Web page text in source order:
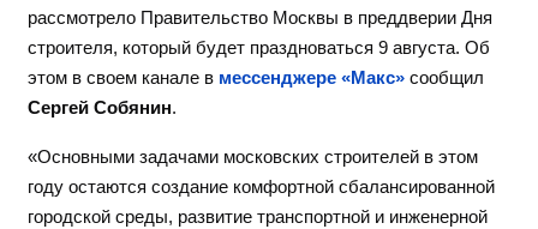
рассмотрело Правительство Москвы в преддверии Дня
строителя, который будет праздноваться 9 августа. Об
этом в своем канале в мессенджере «Макс» сообщил
Сергей Собянин.
«Основными задачами московских строителей в этом
году остаются создание комфортной сбалансированной
городской среды, развитие транспортной и инженерной